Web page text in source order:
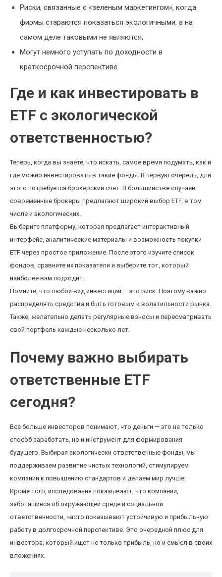
Риски, связанные с «зеленым маркетингом», когда
фирмы стараются показаться экологичными, а на
самом деле таковыми не являются;
Могут немного уступать по доходности в
краткосрочной перспективе.
Где и как инвестировать в
ETF с экологической
ответственностью?
Теперь, когда вы знаете, что искать, самое время подумать, как и
где можно инвестировать в такие фонды. В первую очередь, для
этого потребуется брокерский счет. В большинстве случаев
современные брокеры предлагают широкий выбор ETF, в том
числе и экологических.
Выберите платформу, которая предлагает интерактивный
интерфейс, аналитические материалы и возможность покупки
ETF через простое приложение. После этого изучите список
фондов, сравните их показатели и выберите тот, который
наиболее вам подходит.
Помните, что любой вид инвестиций — это риск. Поэтому важно
распределять средства и быть готовым к волатильности рынка.
Также, желательно делать регулярные взносы и пересматривать
свой портфель каждые несколько лет.
Почему важно выбирать
ответственные ETF
сегодня?
Все больше инвесторов понимают, что деньги — это не только
способ заработать, но и инструмент для формирования
будущего. Выбирая экологически ответственные фонды, мы
поддерживаем развитие чистых технологий, стимулируем
компании к повышению стандартов и делаем мир лучше.
Кроме того, исследования показывают, что компании,
заботящиеся об окружающей среде и социальной
ответственности, часто показывают устойчивую и прибыльную
работу в долгосрочной перспективе. Это очередной плюс для
инвестора, который ищет не только прибыль, но и смысл в своих
вложениях.